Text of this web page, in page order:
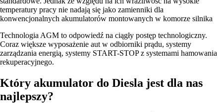
temperatury pracy nie nadają się jako zamienniki dla
konwencjonalnych akumulatorów montowanych w komorze silnika
Technologia AGM to odpowiedź na ciągły postęp technologiczny.
Coraz większe wyposażenie aut w odbiorniki prądu, systemy
zarządzania energią, systemy START-STOP z systemami hamowania
rekuperacyjnego.
Który akumulator do Diesla jest dla nas
najlepszy?